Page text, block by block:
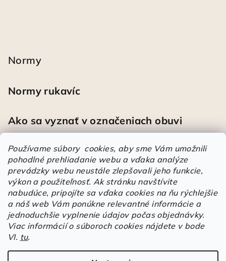
Používame súbory cookies, aby sme Vám umožnili
pohodlné prehliadanie webu a vďaka analýze
prevádzky webu neustále zlepšovali jeho funkcie,
výkon a použiteľnosť. Ak stránku navštívite
nabudúce, pripojíte sa vďaka cookies na ňu rýchlejšie
a náš web Vám ponúkne relevantné informácie a
jednoduchšie vyplnenie údajov počas objednávky.
Viac informácií o súboroch cookies nájdete v bode
VI. tu.
Normy
Normy rukavíc
Ako sa vyznať v označeniach obuvi
Heureka
Športové pracovné poltopánky PRESTIGE CLASSIC biele
Hodnotenie produktu je 5 z 5 hviezdičiek.
| Mária
Á
u